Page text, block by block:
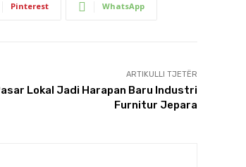
Pinterest WhatsApp
ARTIKULLI TJETËR
Lokal Jadi Harapan Baru Industri
Furnitur Jepara